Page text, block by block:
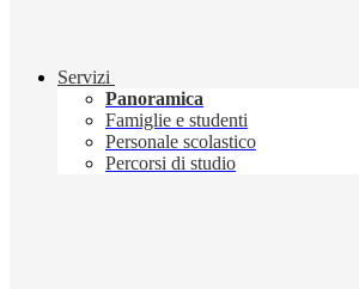
Servizi
Panoramica
Famiglie e studenti
Personale scolastico
Percorsi di studio